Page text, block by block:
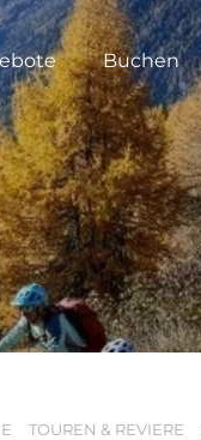
Buchen
TOUREN & REVIERE